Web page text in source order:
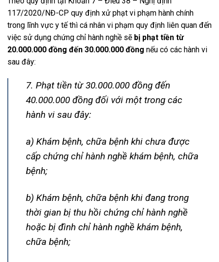
117/2020/NĐ-CP quy định xử phạt vi phạm hành chính
trong lĩnh vực y tế thì cá nhân vi phạm quy định liên quan đến
việc sử dụng chứng chỉ hành nghề sẽ bị phạt tiền từ
20.000.000 đồng đến 30.000.000 đồng nếu có các hành vi
sau đây:
7. Phạt tiền từ 30.000.000 đồng đến
40.000.000 đồng đối với một trong các
hành vi sau đây:
a) Khám bệnh, chữa bệnh khi chưa được
cấp chứng chỉ hành nghề khám bệnh, chữa
bệnh;
b) Khám bệnh, chữa bệnh khi đang trong
thời gian bị thu hồi chứng chỉ hành nghề
hoặc bị đình chỉ hành nghề khám bệnh,
chữa bệnh;